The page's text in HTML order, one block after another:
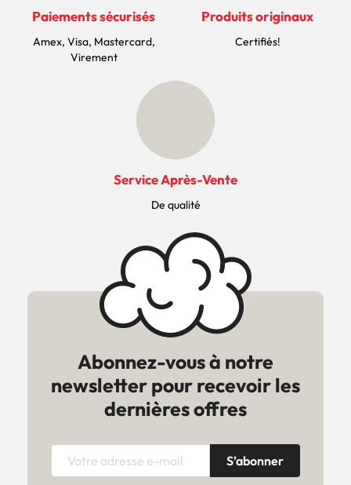
Paiements sécurisés
Amex, Visa, Mastercard,
Virement
Produits originaux
Certifiés!
Service Après-Vente
De qualité
Abonnez-vous à notre
newsletter pour recevoir les
dernières offres